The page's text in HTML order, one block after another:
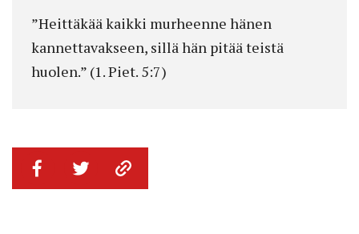
”Heittäkää kaikki murheenne hänen
kannettavakseen, sillä hän pitää teistä
huolen.” (1. Piet. 5:7)